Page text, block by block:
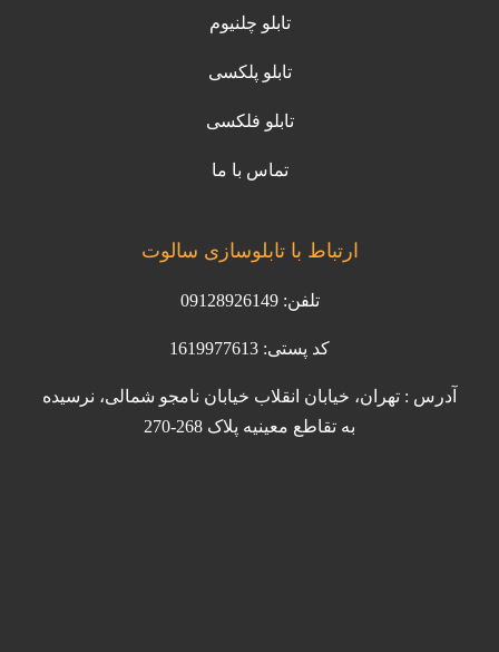
تابلو چلنیوم
تابلو پلکسی
تابلو فلکسی
تماس با ما
ارتباط با تابلوسازی سالوت
تلفن: 09128926149
کد پستی: 1619977613
آدرس : تهران، خیابان انقلاب خیابان نامجو شمالی، نرسیده
به تقاطع معینیه پلاک 268-270